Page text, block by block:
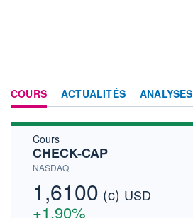
COURS ACTUALITÉS ANALYSES
Cours
CHECK-CAP
NASDAQ
1,6100 (c) USD
+1,90%